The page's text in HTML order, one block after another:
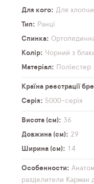
Для кого
Для
Тип
Ранці
Спинка
Колір
Чорний з
Матеріал
Поліестер
Країна реєстрації
Серія
5000-серія
Висота (см)
36
Довжина (см)
29
Ширина (см)
14
Особенности
разделители Карман